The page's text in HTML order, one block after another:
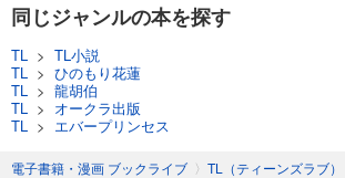
同じジャンルの本を探す
TL > TL小説
TL > ひのもり花蓮
TL > 龍胡伯
TL > オークラ出版
TL > エバープリンセス
電子書籍・漫画 ブックライブ 〉 TL（ティーンズラブ）